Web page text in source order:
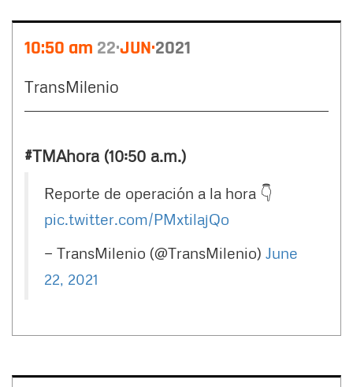
10:50 am 22 JUN 2021
TransMilenio
#TMAhora (10:50 a.m.)
Reporte de operación a la hora 👇
pic.twitter.com/PMxtilajQo
— TransMilenio (@TransMilenio) June
22, 2021